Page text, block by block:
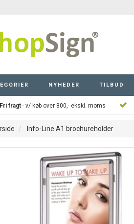
NYHEDER TILBUD
Fri fragt - v/ køb over 800,- ekskl. moms
Info-Line A1 brochureholder